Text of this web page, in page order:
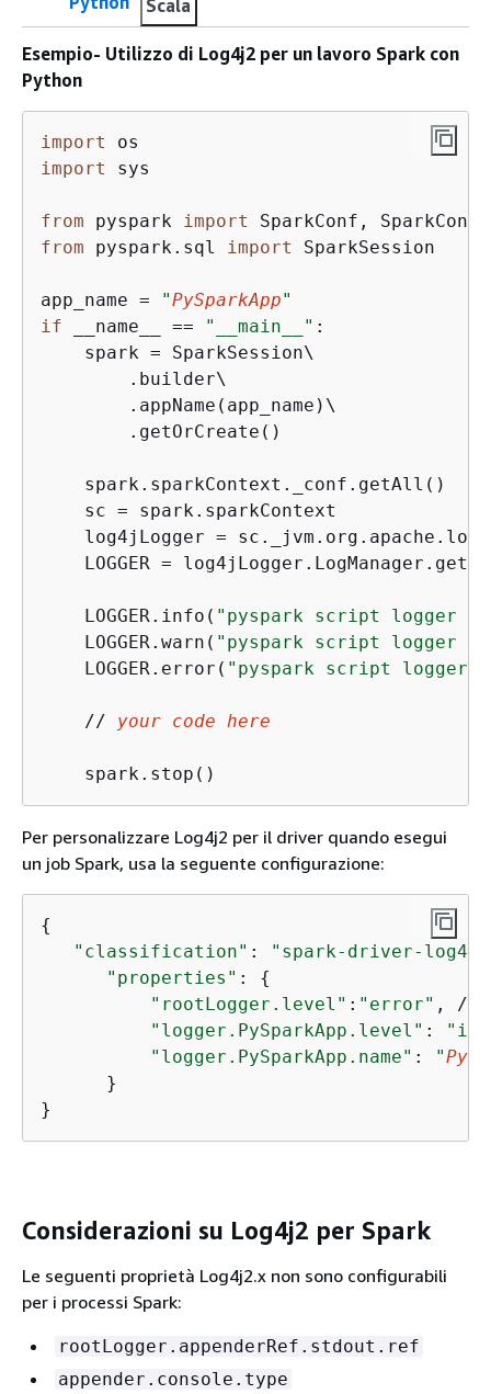
Scala
Esempio- Utilizzo di Log4j2 per un lavoro Spark con
Python
import
import
sys
from pyspark
import
from pyspark.sql import SparkSession
app_name = "PySparkApp"
if __name__ == "__main__" :
    spark = SparkSession\
        .builder\
        .appName(app_name)\
        .getOrCreate()
    spark.sparkContext._conf.getAll()
    sc = spark.sparkContext
log4jLogger =
LOGGER =
    LOGGER.info(
"pyspark script logger
    LOGGER.warn(
"pyspark script logger
    LOGGER.error(
"pyspark script logger
    //
your code here
    spark.stop()
Per personalizzare Log4j2 per il driver quando esegui
un job Spark, usa la seguente configurazione:
{
"classification" :
"spark-driver-
"properties" : {
"rootLogger.level" : "error" , //
"logger.PySparkApp.level" :
"logger.PySparkApp.name" : "
      }
}
Considerazioni su Log4j2 per Spark
Le seguenti proprietà Log4j2.x non sono configurabili
per i processi Spark:
rootLogger.appenderRef.stdout.ref
appender.console.type